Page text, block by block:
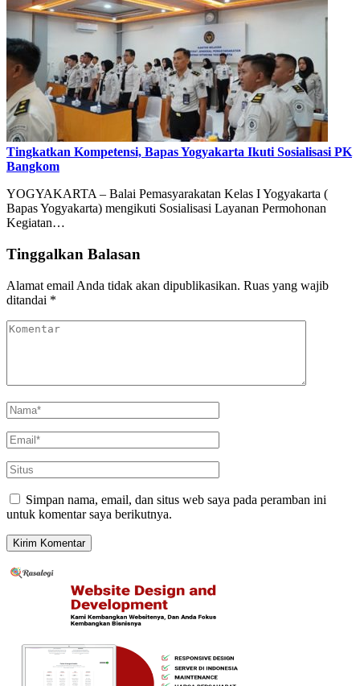
Tingkatkan Kompetensi, Bapas Yogyakarta Ikuti Sosialisasi PK
Bangkom
YOGYAKARTA – Balai Pemasyarakatan Kelas I Yogyakarta (
Bapas Yogyakarta) mengikuti Sosialisasi Layanan Permohonan
Kegiatan…
Tinggalkan Balasan
Alamat email Anda tidak akan dipublikasikan. Ruas yang wajib
ditandai *
Simpan nama, email, dan situs web saya pada peramban ini
untuk komentar saya berikutnya.